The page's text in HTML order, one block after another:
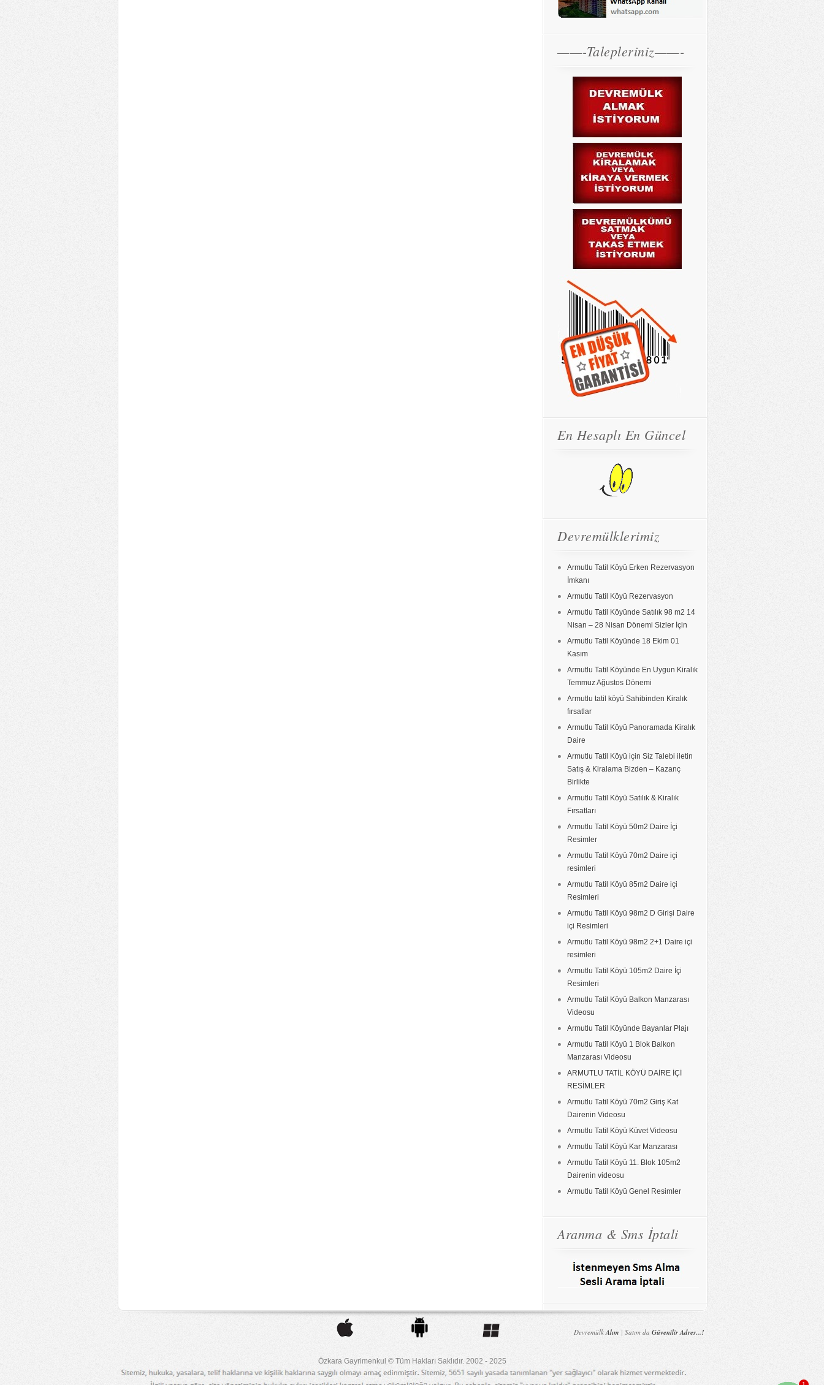
——-Talepleriniz——-
En Hesaplı En Güncel
Devremülklerimiz
Armutlu Tatil Köyü Erken Rezervasyon
İmkanı
Armutlu Tatil Köyü Rezervasyon
Armutlu Tatil Köyünde Satılık 98 m2 14
Nisan – 28 Nisan Dönemi Sizler İçin
Armutlu Tatil Köyünde 18 Ekim 01
Kasım
Armutlu Tatil Köyünde En Uygun Kiralık
Temmuz Ağustos Dönemi
Armutlu tatil köyü Sahibinden Kiralık
fırsatlar
Armutlu Tatil Köyü Panoramada Kiralık
Daire
Armutlu Tatil Köyü için Siz Talebi iletin
Satış & Kiralama Bizden – Kazanç
Birlikte
Armutlu Tatil Köyü Satılık & Kiralık
Fırsatları
Armutlu Tatil Köyü 50m2 Daire İçi
Resimler
Armutlu Tatil Köyü 70m2 Daire içi
resimleri
Armutlu Tatil Köyü 85m2 Daire içi
Resimleri
Armutlu Tatil Köyü 98m2 D Girişi Daire
içi Resimleri
Armutlu Tatil Köyü 98m2 2+1 Daire içi
resimleri
Armutlu Tatil Köyü 105m2 Daire İçi
Resimleri
Armutlu Tatil Köyü Balkon Manzarası
Videosu
Armutlu Tatil Köyünde Bayanlar Plajı
Armutlu Tatil Köyü 1 Blok Balkon
Manzarası Videosu
ARMUTLU TATİL KÖYÜ DAİRE İÇİ
RESİMLER
Armutlu Tatil Köyü 70m2 Giriş Kat
Dairenin Videosu
Armutlu Tatil Köyü Küvet Videosu
Armutlu Tatil Köyü Kar Manzarası
Armutlu Tatil Köyü 11. Blok 105m2
Dairenin videosu
Armutlu Tatil Köyü Genel Resimler
Aranma & Sms İptali
DevremülkAlım | Satım da Güvenilir Adres...!
Özkara Gayrimenkul © Tüm Hakları Saklıdır. 2002 - 2025